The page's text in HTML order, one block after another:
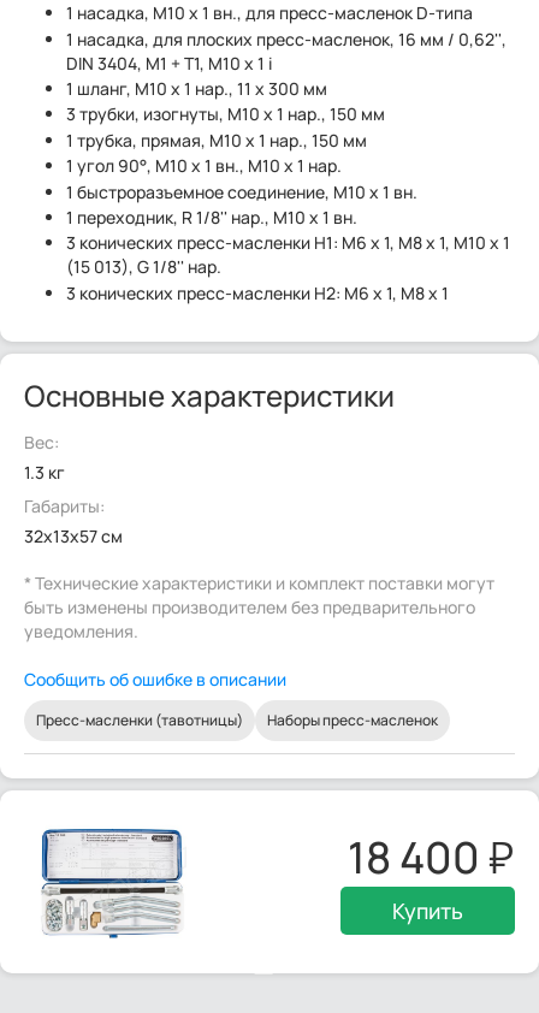
1 насадка, M10 x 1 вн., для пресс-масленок D-типа
1 насадка, для плоских пресс-масленок, 16 мм / 0,62'',
DIN 3404, M1 + T1, M10 x 1 i
1 шланг, M10 x 1 нар., 11 x 300 мм
3 трубки, изогнуты, M10 x 1 нар., 150 мм
1 трубка, прямая, M10 x 1 нар., 150 мм
1 угол 90°, M10 x 1 вн., M10 x 1 нар.
1 быстроразъемное соединение, M10 x 1 вн.
1 переходник, R 1/8'' нар., M10 x 1 вн.
3 конических пресс-масленки H1: M6 x 1, M8 x 1, M10 x 1
(15 013), G 1/8'' нар.
3 конических пресс-масленки H2: M6 x 1, M8 x 1
Основные характеристики
Вес:
1.3 кг
Габариты:
32x13x57 см
* Технические характеристики и комплект поставки могут
быть изменены производителем без предварительного
уведомления.
Сообщить об ошибке в описании
Пресс-масленки (тавотницы) Наборы пресс-масленок
18 400
Купить